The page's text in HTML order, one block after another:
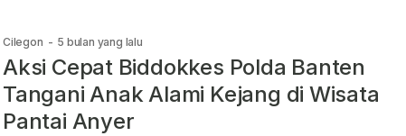
Cilegon - 5 bulan yang lalu
Aksi Cepat Biddokkes Polda Banten
Tangani Anak Alami Kejang di Wisata
Pantai Anyer